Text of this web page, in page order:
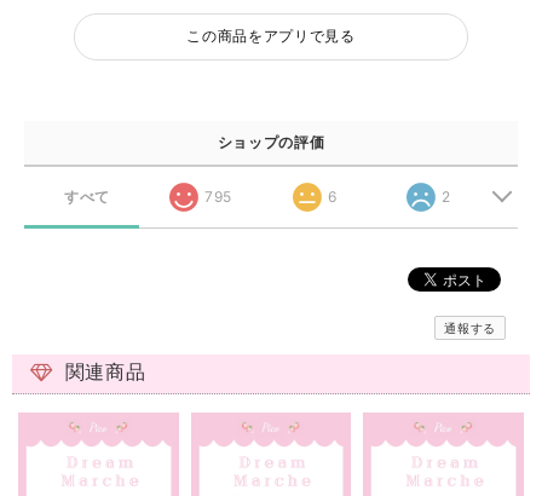
この商品をアプリで見る
ショップの評価
すべて 795 6 2
通報する
関連商品